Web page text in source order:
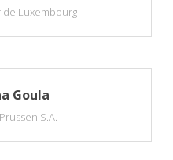
Luxembourg
Goula
S.A.